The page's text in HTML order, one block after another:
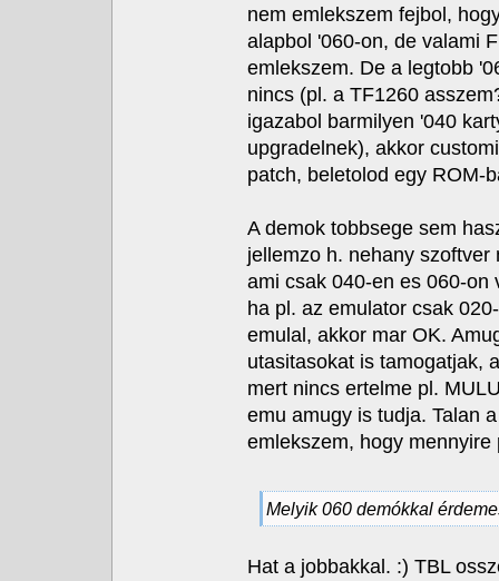
nem emlekszem fejbol,
alapbol '060-on, de valami
emlekszem. De a legtobb
nincs (pl. a TF1260
igazabol barmilyen '040
upgradelnek), akkor
patch, beletolod egy ROM-
A demok tobbsege sem
jellemzo h. nehany
ami csak 040-en es 060-on
ha pl. az emulator csak
emulal, akkor mar OK.
utasitasokat is tamogatjak,
mert nincs ertelme pl.
emu amugy is tudja. Talan
emlekszem, hogy
Melyik 060 demókkal
Hat a jobbakkal. :) TBL